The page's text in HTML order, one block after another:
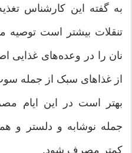
به گفته این کارشناس
تنقلات بیشتر است
نان را در وعده‌های غذایی
از غذاهای سبک از جمله
بهتر است در این ایام
جمله نوشابه و دلستر و
کمتر مصرف شود.